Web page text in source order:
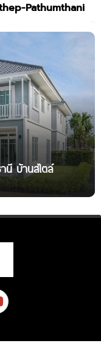
Pathumthani
นี บ้านสไตล์